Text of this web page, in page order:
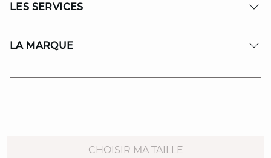
CHOISIR MA TAILLE
LES SERVICES
LA MARQUE